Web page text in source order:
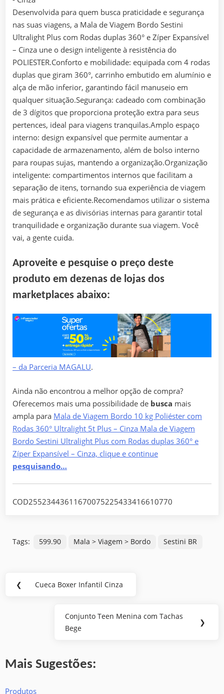
Desenvolvida para quem busca praticidade e segurança
nas suas viagens, a Mala de Viagem Bordo Sestini
Ultralight Plus com Rodas duplas 360° e Zíper Expansível
– Cinza une o design inteligente à resistência do
POLIESTER.Conforto e mobilidade: equipada com 4 rodas
duplas que giram 360°, carrinho embutido em alumínio e
alça de mão inferior, garantindo fácil manuseio em
qualquer situação.Segurança: cadeado com combinação
de 3 dígitos que proporciona proteção extra para seus
pertences, ideal para viagens tranquilas.Amplo espaço
interno: design expansível que permite aumentar a
capacidade de armazenamento, além de bolso interno
para roupas sujas, mantendo a organização.Organização
inteligente: compartimentos internos que facilitam a
separação de itens, tornando sua experiência de viagem
mais prática e eficiente.Recomendamos utilizar o sistema
de segurança e as divisórias internas para garantir total
tranquilidade e organização durante sua viagem. Você
vai, a gente cuida.
Aproveite e pesquise o preço deste
produto em dezenas de lojas dos
marketplaces abaixo:
– da Parceria MAGALU.
Ainda não encontrou a melhor opção de compra?
Oferecemos mais uma possibilidade de busca mais
ampla para Mala de Viagem Bordo 10 kg Poliéster com
Rodas 360° Ultralight 5t Plus – Cinza Mala de Viagem
Bordo Sestini Ultralight Plus com Rodas duplas 360° e
Zíper Expansível – Cinza, clique e continue
pesquisando…
COD25523443611670075225433416610770
Tags: 599.90 Mala > Viagem > Bordo Sestini BR
❮
Previous
Cueca Boxer Infantil Cinza
Next
Post:
Conjunto Teen Menina com Tachas
Bege
❯
Mais Sugestões:
Produtos